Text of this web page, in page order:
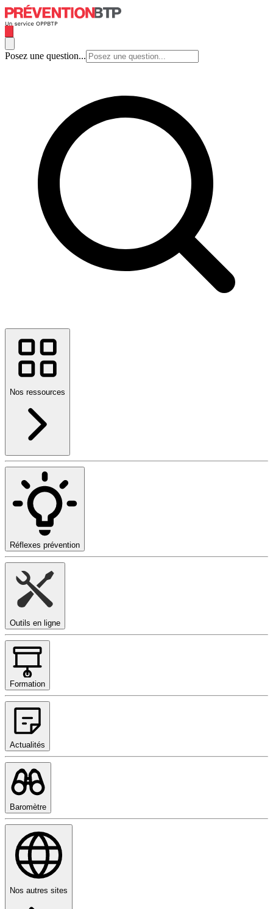
Posez une question...
Nos ressources
Réflexes prévention
Outils en ligne
Formation
Actualités
Baromètre
Nos autres sites